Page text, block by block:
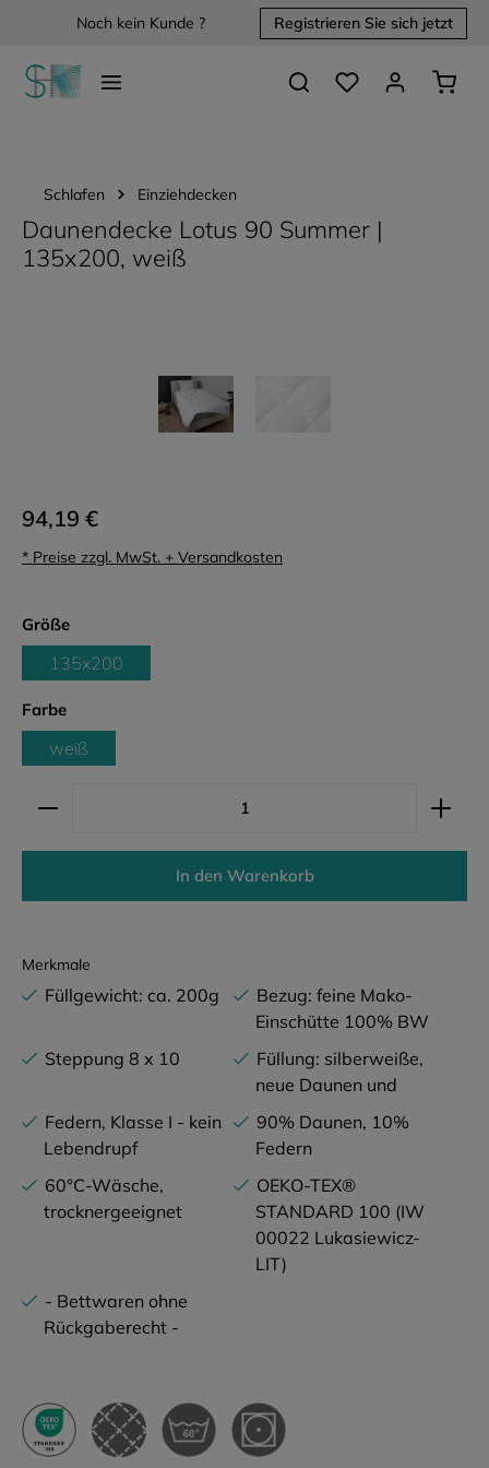
springenNoch kein Kunde ? Registrieren Sie sich jetzt
Du hast 0 Produkte
Schlafen Einziehdecken
Daunendecke Lotus 90 Summer |
135x200, weiß
94,19 €
* Preise zzgl. MwSt. + Versandkosten
Größeauswählen
135x200
Farbeauswählen
weiß
Produkt Anzahl: Gib den gewünschten Wert ein
In den Warenkorb
Merkmale
Füllgewicht: ca. 200g
Bezug: feine Mako-
Einschütte 100% BW
Steppung 8 x 10
Füllung: silberweiße,
neue Daunen und
Federn, Klasse I - kein
Lebendrupf
90% Daunen, 10%
Federn
60°C-Wäsche,
trocknergeeignet
OEKO-TEX®
STANDARD 100 (IW
00022 Lukasiewicz-
LIT)
- Bettwaren ohne
Rückgaberecht -